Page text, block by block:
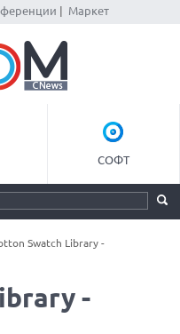
Маркет
СОФТ
Swatch Library -
-